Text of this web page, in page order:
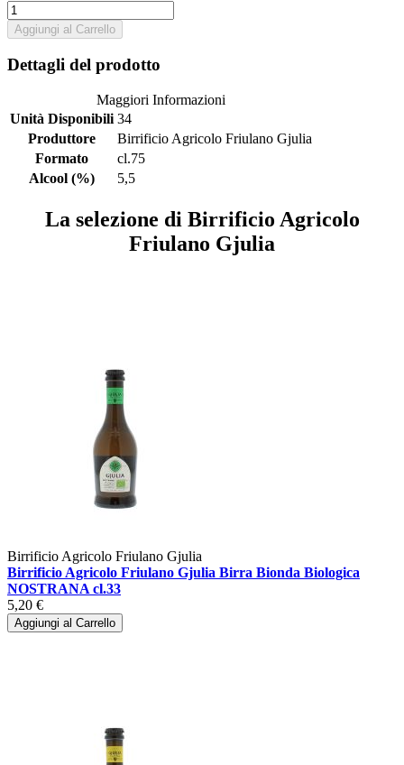
Aggiungi al Carrello
Dettagli del prodotto
Maggiori Informazioni
Unità Disponibili 34
Produttore
Birrificio Agricolo Friulano Gjulia
Formato
cl.75
Alcool (%)
5,5
La selezione di Birrificio Agricolo
Friulano Gjulia
Birrificio Agricolo Friulano Gjulia
Birrificio Agricolo Friulano Gjulia Birra Bionda Biologica
NOSTRANA cl.33
5,20 €
Aggiungi al Carrello